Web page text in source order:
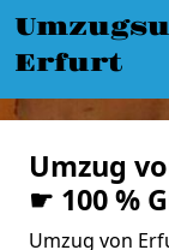
Erfurt
Umzug
☛ 100 %
Umzug von